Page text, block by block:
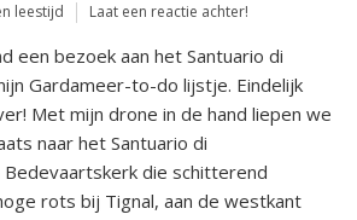
leestijd Laat een reactie achter!
een bezoek aan het Santuario di
Gardameer-to-do lijstje. Eindelijk
Met mijn drone in de hand liepen we
naar het Santuario di
die schitterend
rots bij Tignal, aan de westkant